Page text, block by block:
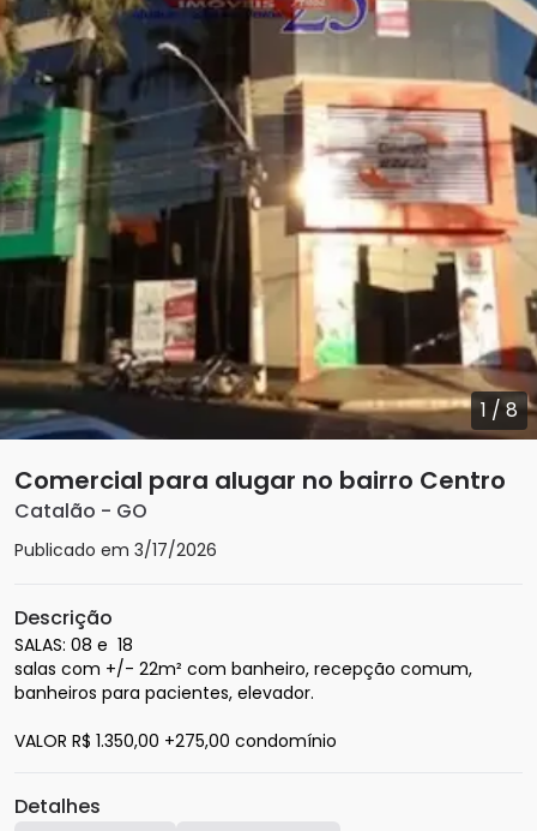
1 /8
Comercial para alugar no bairro Centro
Catalão - GO
Publicado em 3/17/2026
Descrição
SALAS: 08 e  18
salas com +/- 22m² com banheiro, recepção comum,
banheiros para pacientes, elevador.
VALOR R$ 1.350,00 +275,00 condomínio
Detalhes